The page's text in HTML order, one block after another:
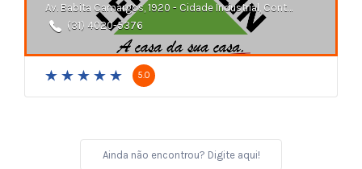
Av. Babita Camargos, 1920 - Cidade Industrial, Contagem
(31) 4020-5376
5.0